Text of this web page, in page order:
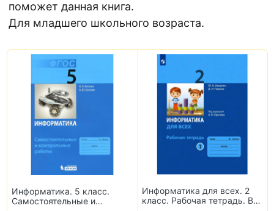
поможет данная книга.
Для младшего школьного возраста.
Информатика. 5 класс.
Самостоятельные и
Информатика для всех. 2
класс. Рабочая тетрадь. В